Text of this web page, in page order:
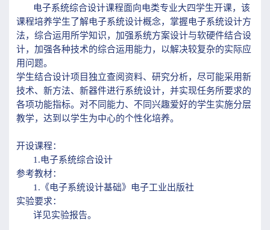
电子系统综合设计课程面向电类专业大四学生开课，该
课程培养学生了解电子系统设计概念，掌握电子系统设计方
法，综合运用所学知识，加强系统方案设计与软硬件结合设
计，加强各种技术的综合运用能力，以解决较复杂的实际应
用问题。
学生结合设计项目独立查阅资料、研究分析，尽可能采用新
技术、新方法、新器件进行系统设计，并实现任务所要求的
各项功能指标。对不同能力、不同兴趣爱好的学生实施分层
教学，达到以学生为中心的个性化培养。
开设课程：
1.电子系统综合设计
参考教材：
1. 《电子系统设计基础》电子工业出版社
实验要求：
详见实验报告。